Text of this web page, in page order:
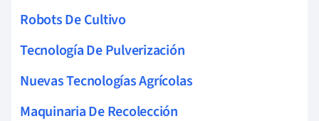
Robots De Cultivo
Tecnología De Pulverización
Nuevas Tecnologías Agrícolas
Maquinaria De Recolección